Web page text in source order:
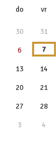
do vr
30 31
6 7
13 14
20 21
27 28
3 4